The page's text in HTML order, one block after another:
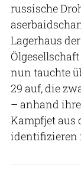
russische
Lagerhaus
nun tauchte
29 auf, die
– anhand
Kampfjet aus
identifizieren